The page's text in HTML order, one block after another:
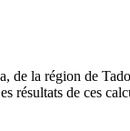
la région de
résultats de ces